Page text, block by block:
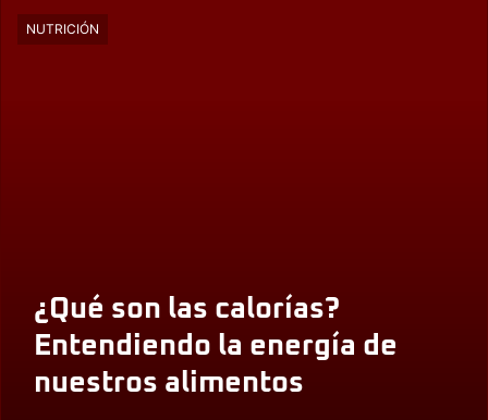
¿Qué son las calorías?
Entendiendo la energía de
nuestros alimentos
NUTRICIÓN